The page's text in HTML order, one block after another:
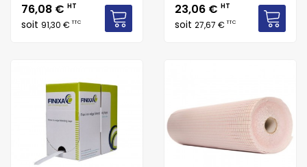
Prix
76,08 € HT
soit 91,30 €TTC
Prix
23,06 € HT
soit 27,67 €TTC